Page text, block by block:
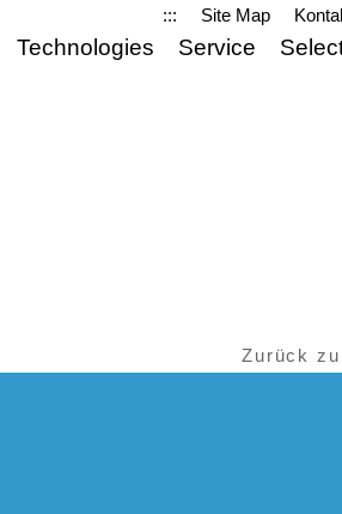
::: Site Map
Technologies Service
Zurück